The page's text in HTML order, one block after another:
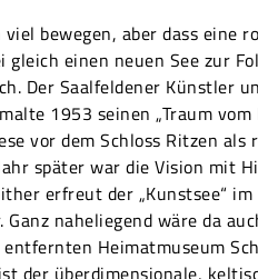
bewegen, aber dass eine
gleich einen neuen See zur
Der Saalfeldener Künstler
1953 seinen „Traum
vor dem Schloss Ritzen als
später war die Vision mit
erfreut der „Kunstsee“
Ganz naheliegend wäre da
Heimatmuseum
der überdimensionale,